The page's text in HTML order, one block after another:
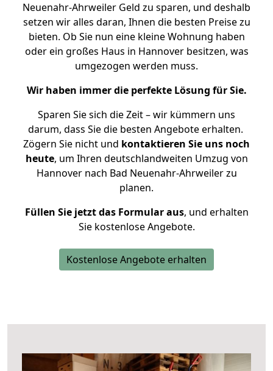
Neuenahr-Ahrweiler Geld zu sparen, und deshalb
setzen wir alles daran, Ihnen die besten Preise zu
bieten. Ob Sie nun eine kleine Wohnung haben
oder ein großes Haus in Hannover besitzen, was
umgezogen werden muss.
Wir haben immer die perfekte Lösung für Sie.
Sparen Sie sich die Zeit – wir kümmern uns
darum, dass Sie die besten Angebote erhalten.
Zögern Sie nicht und kontaktieren Sie uns noch
heute, um Ihren deutschlandweiten Umzug von
Hannover nach Bad Neuenahr-Ahrweiler zu
planen.
Füllen Sie jetzt das Formular aus, und erhalten
Sie kostenlose Angebote.
Kostenlose Angebote erhalten